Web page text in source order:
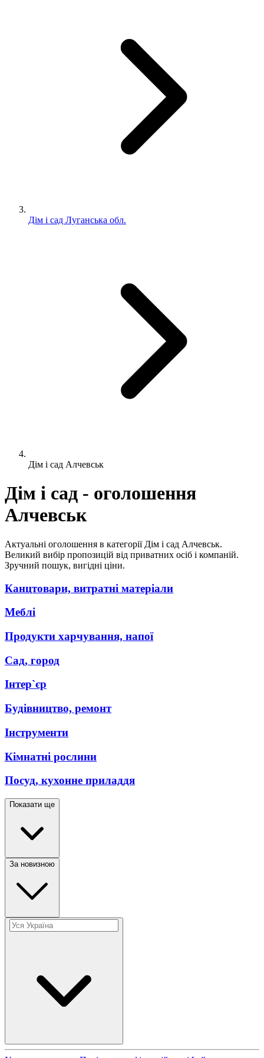
Дім і сад Луганська обл.
Дім і сад Алчевськ
Дім і сад - оголошення
Алчевськ
Актуальні оголошення в категорії Дім і сад Алчевськ.
Великий вибір пропозицій від приватних осіб і компаній.
Зручний пошук, вигідні ціни.
Канцтовари, витратні матеріали
Меблі
Продукти харчування, напої
Сад, город
Інтер`єр
Будівництво, ремонт
Інструменти
Кімнатні рослини
Посуд, кухонне приладдя
Показати ще
За новизною